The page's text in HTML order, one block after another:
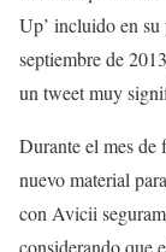
Up’ incluido en su
septiembre de
un tweet muy
Durante el mes de
nuevo material
con Avicii
considerando que